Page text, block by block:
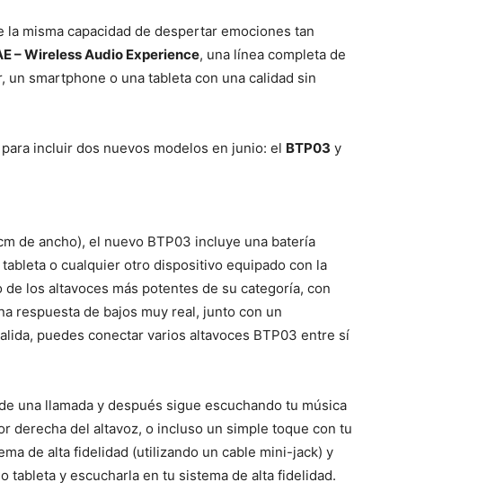
misma capacidad de despertar emociones tan
– Wireless Audio Experience, una línea completa de
smartphone o una tableta con una calidad sin
incluir dos nuevos modelos en junio: el BTP03 y
de ancho), el nuevo BTP03 incluye una batería
o cualquier otro dispositivo equipado con la
los altavoces más potentes de su categoría, con
respuesta de bajos muy real, junto con un
puedes conectar varios altavoces BTP03 entre sí
una llamada y después sigue escuchando tu música
derecha del altavoz, o incluso un simple toque con tu
de alta fidelidad (utilizando un cable mini-jack) y
y escucharla en tu sistema de alta fidelidad.